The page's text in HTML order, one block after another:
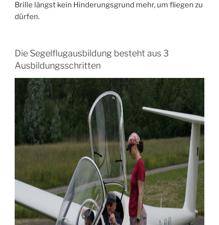
Brille längst kein Hinderungsgrund mehr, um fliegen zu
dürfen.
Die Segelflugausbildung besteht aus 3
Ausbildungsschritten